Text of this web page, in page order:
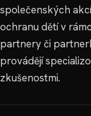
společenských
ochranu dětí v
partnery či
provádějí
zkušenostmi.